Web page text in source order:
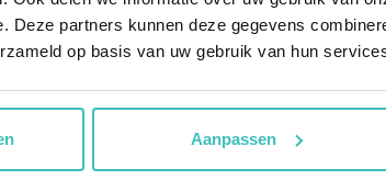
Deze partners kunnen deze gegevens
op basis van uw gebruik van hun
Aanpassen
MyLife Goes
MyLife